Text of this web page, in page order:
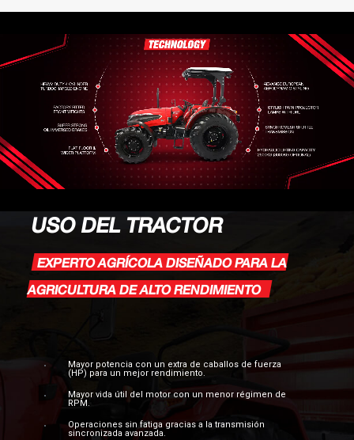
USO DEL TRACTOR
EXPERTO AGRÍCOLA DISEÑADO PARA LA
AGRICULTURA DE ALTO RENDIMIENTO
Mayor potencia con un extra de caballos de fuerza
(HP) para un mejor rendimiento.
Mayor vida útil del motor con un menor régimen de
RPM.
Operaciones sin fatiga gracias a la transmisión
sincronizada avanzada.